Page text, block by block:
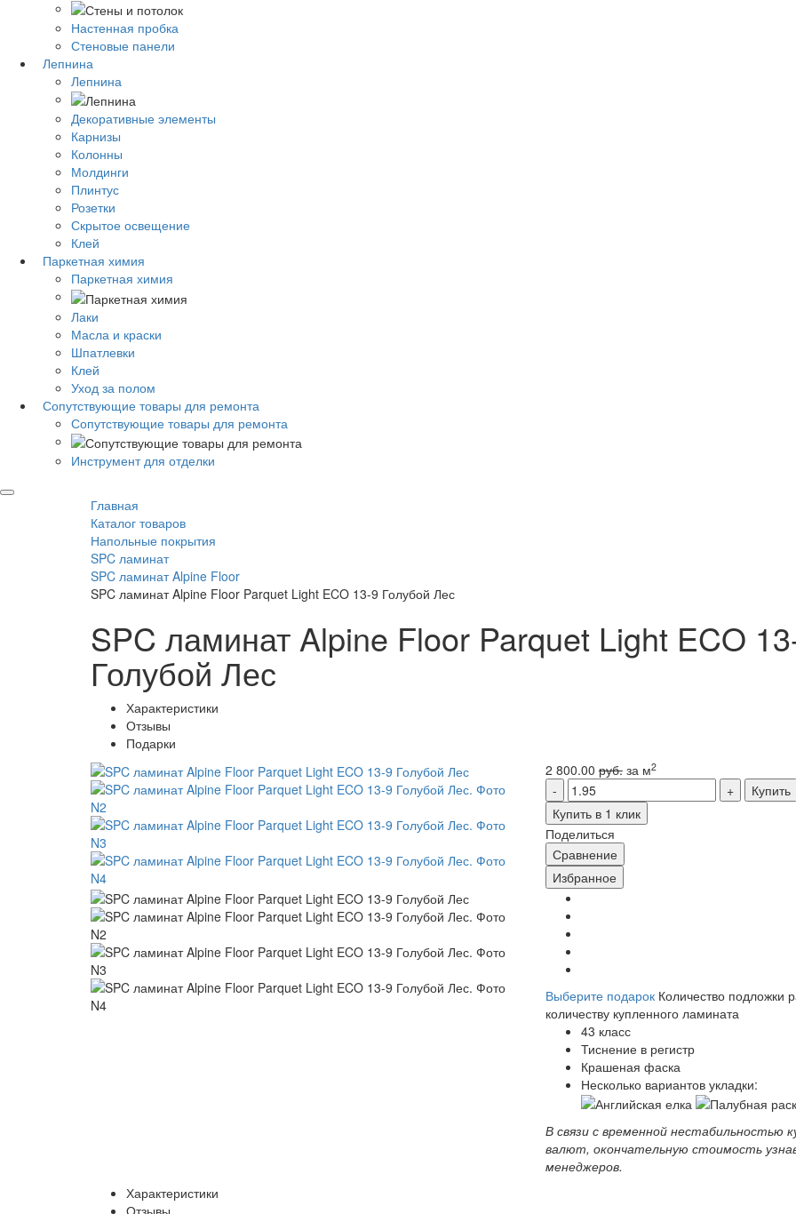
Настенная пробка
Стеновые панели
Лепнина
Лепнина
Декоративные элементы
Карнизы
Колонны
Молдинги
Плинтус
Розетки
Скрытое освещение
Клей
Паркетная химия
Паркетная химия
Лаки
Масла и краски
Шпатлевки
Клей
Уход за полом
Сопутствующие товары для ремонта
Сопутствующие товары для ремонта
Инструмент для отделки
Главная
Каталог товаров
Напольные покрытия
SPC ламинат
SPC ламинат Alpine Floor
SPC ламинат Alpine Floor Parquet Light ECO 13-9 Голубой Лес
SPC ламинат Alpine Floor Parquet Light ECO
Голубой Лес
Характеристики
Отзывы
Подарки
2 800.00руб.за м2
Купить
Купить в 1 клик
Поделиться
Сравнение
Избранное
Выберите подарок Количество подложки
количеству купленного ламината
43 класс
Тиснение в регистр
Крашеная фаска
Несколько вариантов укладки:
В связи с временной нестабильностью
валют, окончательную стоимость
менеджеров.
Характеристики